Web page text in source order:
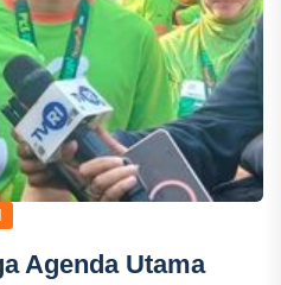
Agenda Utama